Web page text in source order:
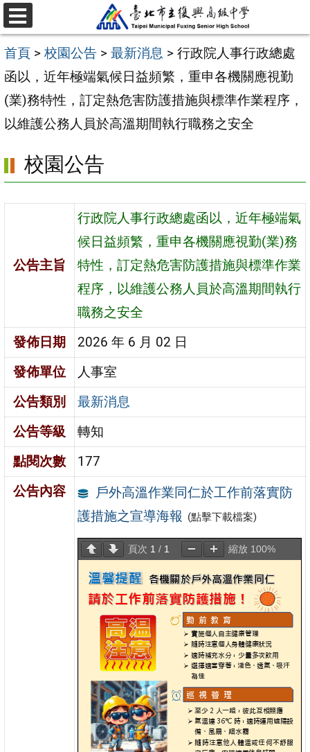
跳
至
主
要
內
容
選
單
首頁 > 校園公告 > 最新消息 > 行政院人事行政總處
函以，近年極端氣候日益頻繁，重申各機關應視勤
(業)務特性，訂定熱危害防護措施與標準作業程序，
以維護公務人員於高溫期間執行職務之安全
校園公告
公告主旨
行政院人事行政總處函以，近年極端氣
候日益頻繁，重申各機關應視勤(業)務
特性，訂定熱危害防護措施與標準作業
程序，以維護公務人員於高溫期間執行
職務之安全
發佈日期
2026 年 6 月 02 日
發佈單位
人事室
公告類別
最新消息
公告等級
轉知
點閱次數
177
公告內容
戶外高溫作業同仁於工作前落實防
護措施之宣導海報 (點擊下載檔案)
頁次 1 / 1 縮放 100%